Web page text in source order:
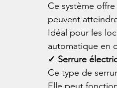
Ce système
peuvent
Idéal pour les
automatique en
✓ Serrure
Ce type de